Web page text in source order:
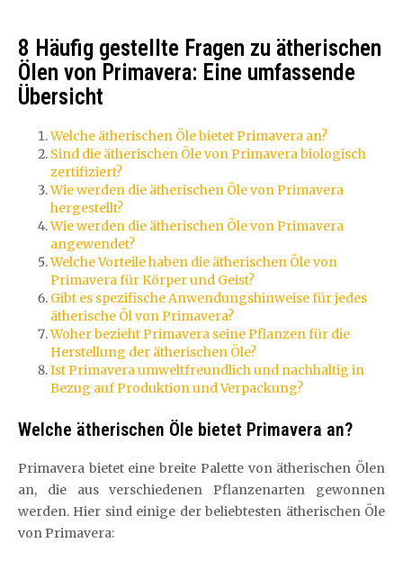
8 Häufig gestellte Fragen zu ätherischen
Ölen von Primavera: Eine umfassende
Übersicht
Welche ätherischen Öle bietet Primavera an?
Sind die ätherischen Öle von Primavera biologisch
zertifiziert?
Wie werden die ätherischen Öle von Primavera
hergestellt?
Wie werden die ätherischen Öle von Primavera
angewendet?
Welche Vorteile haben die ätherischen Öle von
Primavera für Körper und Geist?
Gibt es spezifische Anwendungshinweise für jedes
ätherische Öl von Primavera?
Woher bezieht Primavera seine Pflanzen für die
Herstellung der ätherischen Öle?
Ist Primavera umweltfreundlich und nachhaltig in
Bezug auf Produktion und Verpackung?
Welche ätherischen Öle bietet Primavera an?
Primavera bietet eine breite Palette von ätherischen Ölen
an, die aus verschiedenen Pflanzenarten gewonnen
werden. Hier sind einige der beliebtesten ätherischen Öle
von Primavera: